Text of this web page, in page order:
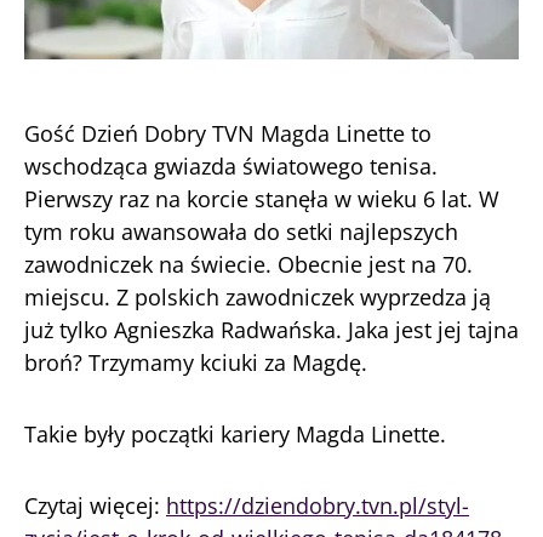
Gość Dzień Dobry TVN Magda Linette to
wschodząca gwiazda światowego tenisa.
Pierwszy raz na korcie stanęła w wieku 6 lat. W
tym roku awansowała do setki najlepszych
zawodniczek na świecie. Obecnie jest na 70.
miejscu. Z polskich zawodniczek wyprzedza ją
już tylko Agnieszka Radwańska. Jaka jest jej tajna
broń? Trzymamy kciuki za Magdę.
Takie były początki kariery Magda Linette.
Czytaj więcej: https://dziendobry.tvn.pl/styl-